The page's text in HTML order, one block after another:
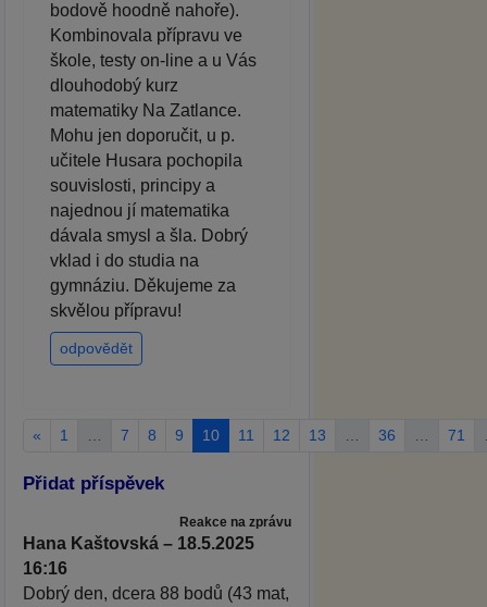
bodově hoodně nahoře).
Kombinovala přípravu ve
škole, testy on-line a u Vás
dlouhodobý kurz
matematiky Na Zatlance.
Mohu jen doporučit, u p.
učitele Husara pochopila
souvislosti, principy a
najednou jí matematika
dávala smysl a šla. Dobrý
vklad i do studia na
gymnáziu. Děkujeme za
skvělou přípravu!
odpovědět
« 1 7 8 9 10 11 12 13 36 71
Přidat příspěvek
Reakce na zprávu
Hana Kaštovská – 18.5.2025
16:16
Dobrý den, dcera 88 bodů (43 mat,